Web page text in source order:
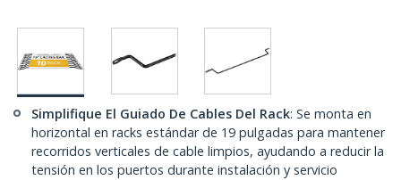
Simplifique El Guiado De Cables Del Rack: Se monta en
horizontal en racks estándar de 19 pulgadas para mantener
recorridos verticales de cable limpios, ayudando a reducir la
tensión en los puertos durante instalación y servicio